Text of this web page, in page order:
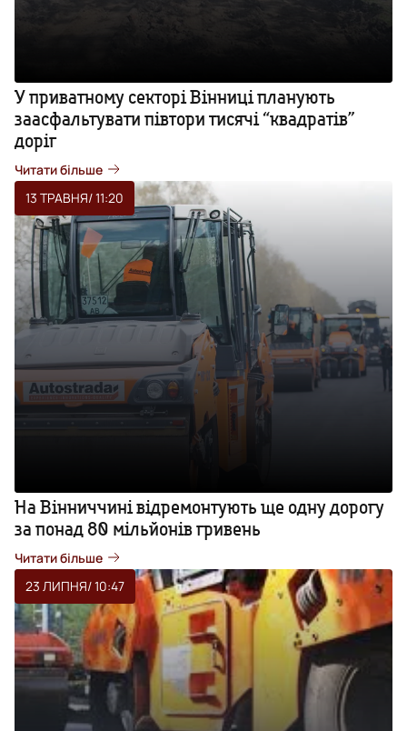
У приватному секторі Вінниці планують
заасфальтувати півтори тисячі “квадратів”
доріг
Читати більше
13 ТРАВНЯ/ 11:20
На Вінниччині відремонтують ще одну дорогу
за понад 80 мільйонів гривень
Читати більше
23 ЛИПНЯ/ 10:47